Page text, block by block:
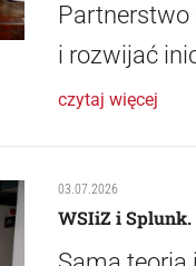
i rozwijać
czytaj więcej
03.07.2026
WSIiZ i